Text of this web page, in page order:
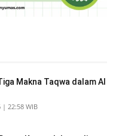
Makna Taqwa dalam Al
| 22:58 WIB